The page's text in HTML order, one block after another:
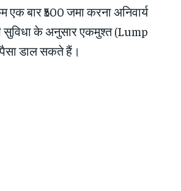
एक बार ₹500 जमा करना अनिवार्य
सुविधा के अनुसार एकमुश्त (Lump
डाल सकते हैं।